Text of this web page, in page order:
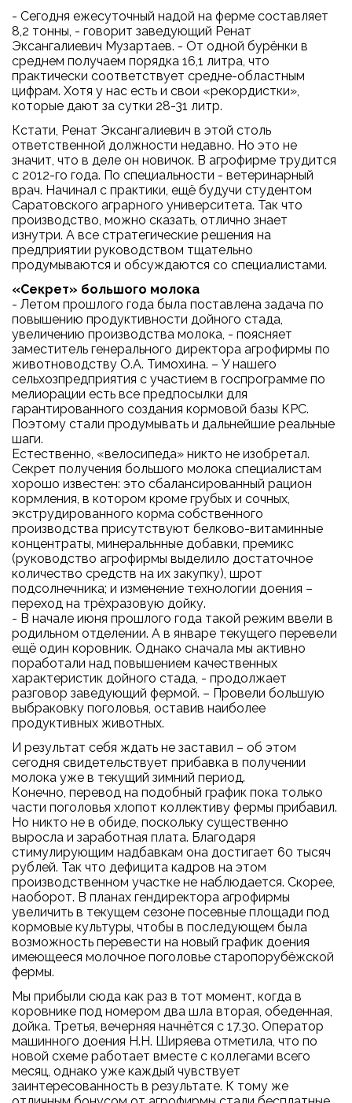
- Сегодня ежесуточный надой на ферме составляет
8,2 тонны, - говорит заведующий Ренат
Эксангалиевич Музартаев. - От одной бурёнки в
среднем получаем порядка 16,1 литра, что
практически соответствует средне-областным
цифрам. Хотя у нас есть и свои «рекордистки»,
которые дают за сутки 28-31 литр.
Кстати, Ренат Эксангалиевич в этой столь
ответственной должности недавно. Но это не
значит, что в деле он новичок. В агрофирме трудится
с 2012-го года. По специальности - ветеринарный
врач. Начинал с практики, ещё будучи студентом
Саратовского аграрного университета. Так что
производство, можно сказать, отлично знает
изнутри. А все стратегические решения на
предприятии руководством тщательно
продумываются и обсуждаются со специалистами.
«Секрет» большого молока
- Летом прошлого года была поставлена задача по
повышению продуктивности дойного стада,
увеличению производства молока, - поясняет
заместитель генерального директора агрофирмы по
животноводству О.А. Тимохина. – У нашего
сельхозпредприятия с участием в госпрограмме по
мелиорации есть все предпосылки для
гарантированного создания кормовой базы КРС.
Поэтому стали продумывать и дальнейшие реальные
шаги.
Естественно, «велосипеда» никто не изобретал.
Секрет получения большого молока специалистам
хорошо известен: это сбалансированный рацион
кормления, в котором кроме грубых и сочных,
экструдированного корма собственного
производства присутствуют белково-витаминные
концентраты, минеральнные добавки, премикс
(руководство агрофирмы выделило достаточное
количество средств на их закупку), шрот
подсолнечника; и изменение технологии доения –
переход на трёхразовую дойку.
- В начале июня прошлого года такой режим ввели в
родильном отделении. А в январе текущего перевели
ещё один коровник. Однако сначала мы активно
поработали над повышением качественных
характеристик дойного стада, - продолжает
разговор заведующий фермой. – Провели большую
выбраковку поголовья, оставив наиболее
продуктивных животных.
И результат себя ждать не заставил – об этом
сегодня свидетельствует прибавка в получении
молока уже в текущий зимний период.
Конечно, перевод на подобный график пока только
части поголовья хлопот коллективу фермы прибавил.
Но никто не в обиде, поскольку существенно
выросла и заработная плата. Благодаря
стимулирующим надбавкам она достигает 60 тысяч
рублей. Так что дефицита кадров на этом
производственном участке не наблюдается. Скорее,
наоборот. В планах гендиректора агрофирмы
увеличить в текущем сезоне посевные площади под
кормовые культуры, чтобы в последующем была
возможность перевести на новый график доения
имеющееся молочное поголовье старопорубёжской
фермы.
Мы прибыли сюда как раз в тот момент, когда в
коровнике под номером два шла вторая, обеденная,
дойка. Третья, вечерняя начнётся с 17.30. Оператор
машинного доения Н.Н. Ширяева отметила, что по
новой схеме работает вместе с коллегами всего
месяц, однако уже каждый чувствует
заинтересованность в результате. К тому же